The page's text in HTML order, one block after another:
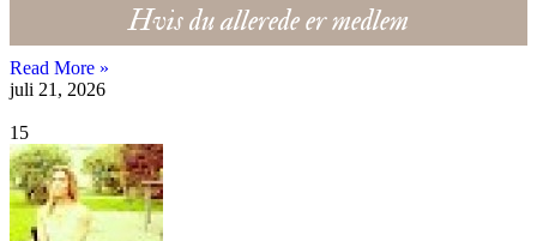
Hvis du allerede er medlem
Read More »
juli 21, 2026
15